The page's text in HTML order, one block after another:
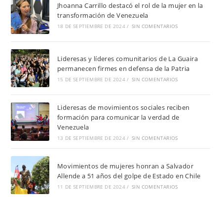
Jhoanna Carrillo destacó el rol de la mujer en la
transformación de Venezuela
18 DE SEPTIEMBRE DE 2024 / SIN COMENTARIOS
Lideresas y líderes comunitarios de La Guaira
permanecen firmes en defensa de la Patria
15 DE SEPTIEMBRE DE 2024 / SIN COMENTARIOS
Lideresas de movimientos sociales reciben
formación para comunicar la verdad de
Venezuela
13 DE SEPTIEMBRE DE 2024 / SIN COMENTARIOS
Movimientos de mujeres honran a Salvador
Allende a 51 años del golpe de Estado en Chile
11 DE SEPTIEMBRE DE 2024 / SIN COMENTARIOS